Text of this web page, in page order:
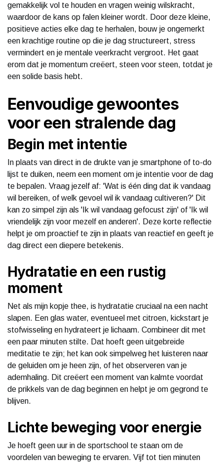
gemakkelijk vol te houden en vragen weinig wilskracht,
waardoor de kans op falen kleiner wordt. Door deze kleine,
positieve acties elke dag te herhalen, bouw je ongemerkt
een krachtige routine op die je dag structureert, stress
vermindert en je mentale veerkracht vergroot. Het gaat
erom dat je momentum creëert, steen voor steen, totdat je
een solide basis hebt.
Eenvoudige gewoontes
voor een stralende dag
Begin met intentie
In plaats van direct in de drukte van je smartphone of to-do
lijst te duiken, neem een moment om je intentie voor de dag
te bepalen. Vraag jezelf af: 'Wat is één ding dat ik vandaag
wil bereiken, of welk gevoel wil ik vandaag cultiveren?' Dit
kan zo simpel zijn als 'Ik wil vandaag gefocust zijn' of 'Ik wil
vriendelijk zijn voor mezelf en anderen'. Deze korte reflectie
helpt je om proactief te zijn in plaats van reactief en geeft je
dag direct een diepere betekenis.
Hydratatie en een rustig
moment
Net als mijn kopje thee, is hydratatie cruciaal na een nacht
slapen. Een glas water, eventueel met citroen, kickstart je
stofwisseling en hydrateert je lichaam. Combineer dit met
een paar minuten stilte. Dat hoeft geen uitgebreide
meditatie te zijn; het kan ook simpelweg het luisteren naar
de geluiden om je heen zijn, of het observeren van je
ademhaling. Dit creëert een moment van kalmte voordat
de prikkels van de dag beginnen en helpt je om gegrond te
blijven.
Lichte beweging voor energie
Je hoeft geen uur in de sportschool te staan om de
voordelen van beweging te ervaren. Vijf tot tien minuten